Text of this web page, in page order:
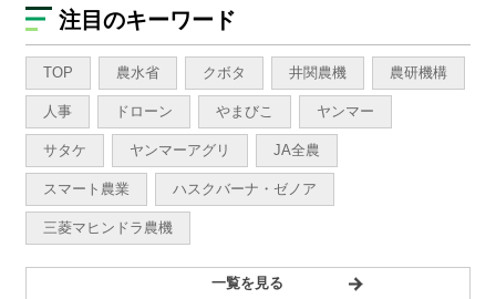
注目のキーワード
TOP 農水省 クボタ 井関農機 農研機構
人事 ドローン やまびこ ヤンマー
サタケ ヤンマーアグリ JA全農
スマート農業 ハスクバーナ・ゼノア
三菱マヒンドラ農機
一覧を見る